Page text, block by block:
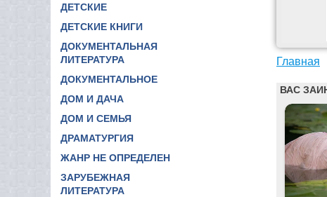
ДЕТСКИЕ
ДЕТСКИЕ КНИГИ
ДОКУМЕНТАЛЬНАЯ
ЛИТЕРАТУРА
ДОКУМЕНТАЛЬНОЕ
ДОМ И ДАЧА
ДОМ И СЕМЬЯ
ДРАМАТУРГИЯ
ЖАНР НЕ ОПРЕДЕЛЕН
ЗАРУБЕЖНАЯ
ЛИТЕРАТУРА
Главная